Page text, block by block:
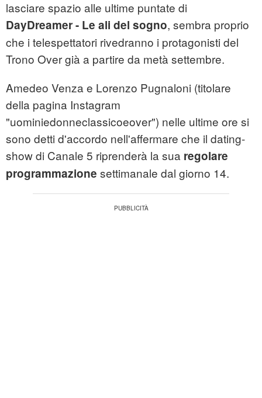
lasciare spazio alle ultime puntate di
DayDreamer - Le ali del sogno, sembra proprio
che i telespettatori rivedranno i protagonisti del
Trono Over già a partire da metà settembre.
Amedeo Venza e Lorenzo Pugnaloni (titolare
della pagina Instagram
"uominiedonneclassicoeover") nelle ultime ore si
sono detti d'accordo nell'affermare che il dating-
show di Canale 5 riprenderà la sua regolare
programmazione settimanale dal giorno 14.